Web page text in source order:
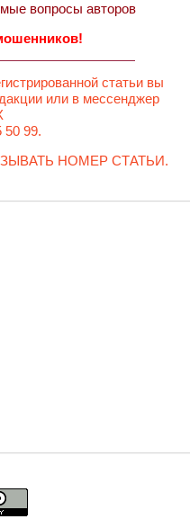
вопросы авторов
статьи вы
или в мессенджер
50 99.
НОМЕР СТАТЬИ.